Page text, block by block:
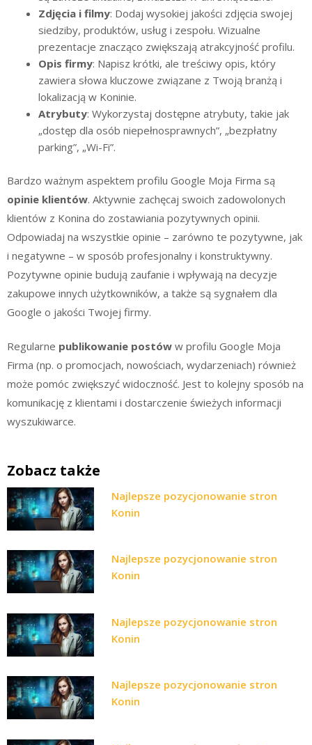
Zdjęcia i filmy: Dodaj wysokiej jakości zdjęcia swojej
siedziby, produktów, usług i zespołu. Wizualne
prezentacje znacząco zwiększają atrakcyjność profilu.
Opis firmy: Napisz krótki, ale treściwy opis, który
zawiera słowa kluczowe związane z Twoją branżą i
lokalizacją w Koninie.
Atrybuty: Wykorzystaj dostępne atrybuty, takie jak
„dostęp dla osób niepełnosprawnych”, „bezpłatny
parking”, „Wi-Fi”.
Bardzo ważnym aspektem profilu Google Moja Firma są
opinie klientów. Aktywnie zachęcaj swoich zadowolonych
klientów z Konina do zostawiania pozytywnych opinii.
Odpowiadaj na wszystkie opinie – zarówno te pozytywne, jak
i negatywne – w sposób profesjonalny i konstruktywny.
Pozytywne opinie budują zaufanie i wpływają na decyzje
zakupowe innych użytkowników, a także są sygnałem dla
Google o jakości Twojej firmy.
Regularne publikowanie postów w profilu Google Moja
Firma (np. o promocjach, nowościach, wydarzeniach) również
może pomóc zwiększyć widoczność. Jest to kolejny sposób na
komunikację z klientami i dostarczenie świeżych informacji
wyszukiwarce.
Zobacz także
Najlepsze pozycjonowanie stron
Konin
Najlepsze pozycjonowanie stron
Konin
Najlepsze pozycjonowanie stron
Konin
Najlepsze pozycjonowanie stron
Konin